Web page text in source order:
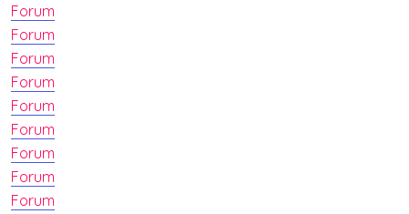
Forum
Forum
Forum
Forum
Forum
Forum
Forum
Forum
Forum